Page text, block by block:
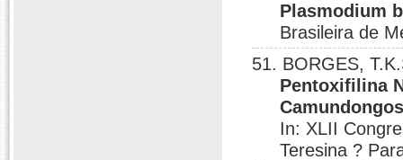
Plasmodium
Brasileira de
51. BORGES,
Pentoxifilina
In: XLII
Teresina ?